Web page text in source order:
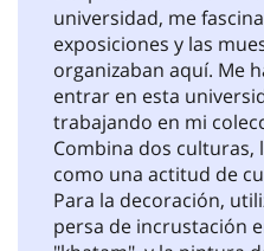
universidad, me
exposiciones y las
organizaban aquí. Me
entrar en esta
trabajando en mi
Combina dos culturas,
como una actitud de
Para la decoración,
persa de incrustación